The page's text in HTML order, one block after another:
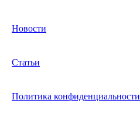
Новости
Статьи
Политика конфиденциальности